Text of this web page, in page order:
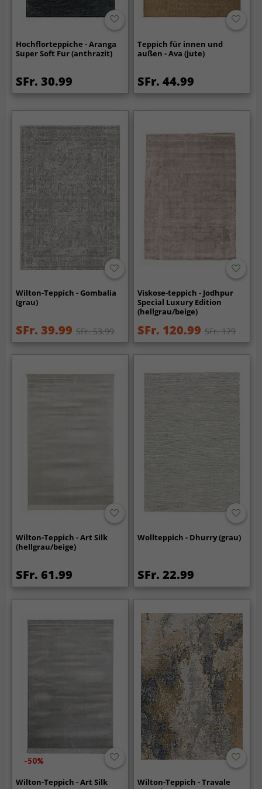
Hochflorteppiche - Aranga
Super Soft Fur (anthrazit)
SFr. 30.99
Teppich für innen und
außen - Ava (jute)
SFr. 44.99
Wilton-Teppich - Gombalia
(grau)
SFr. 39.99 SFr. 53.99
Viskose-teppich - Jodhpur
Special Luxury Edition
(hellgrau/beige)
SFr. 120.99 SFr. 179
Wilton-Teppich - Art Silk
(hellgrau/beige)
SFr. 61.99
Wollteppich - Dhurry (grau)
SFr. 22.99
-50%
Wilton-Teppich - Art Silk
Wilton-Teppich - Travale